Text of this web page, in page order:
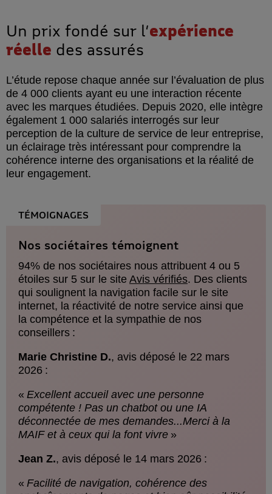
Un prix fondé sur l’expérience
réelle des assurés
L’étude repose chaque année sur l’évaluation de plus
de 4 000 clients ayant eu une interaction récente
avec les marques étudiées. Depuis 2020, elle intègre
également 1 000 salariés interrogés sur leur
perception de la culture de service de leur entreprise,
un éclairage très intéressant pour comprendre la
cohérence interne des organisations et la réalité de
leur engagement.
TÉMOIGNAGES
Nos sociétaires témoignent
94% de nos sociétaires nous attribuent 4 ou 5
étoiles sur 5 sur le site Avis vérifiés. Des clients
qui soulignent la navigation facile sur le site
internet, la réactivité de notre service ainsi que
la compétence et la sympathie de nos
conseillers :
Marie Christine D., avis déposé le 22 mars
2026 :
« Excellent accueil avec une personne
compétente ! Pas un chatbot ou une IA
déconnectée de mes demandes...Merci à la
MAIF et à ceux qui la font vivre »
Jean Z., avis déposé le 14 mars 2026 :
« Facilité de navigation, cohérence des